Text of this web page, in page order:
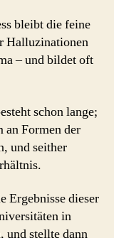
bleibt die feine
Halluzinationen
– und bildet oft
schon lange;
an Formen der
und seither
Ergebnisse dieser
in
und stellte dann